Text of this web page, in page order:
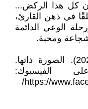
كل هذا الركض...
في ذهن القارئ،
الوعي الدائمة
ومحبة.
(1) فاتن صبحى. (30 سبتمبر, 2025). الصورة ذاتها.
الفيسبوك:
https://